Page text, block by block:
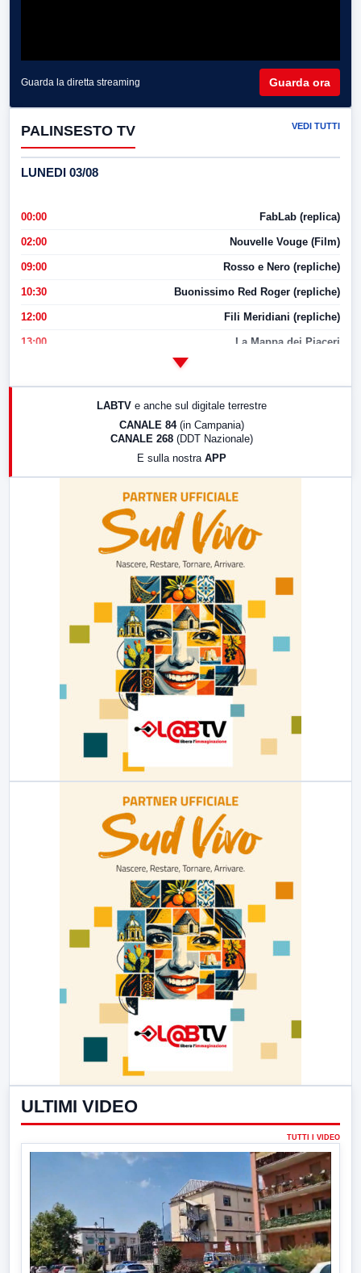
Guarda la diretta streaming Guarda ora
PALINSESTO TV VEDI TUTTI
LUNEDI 03/08
00:00 FabLab (replica)
02:00 Nouvelle Vouge (Film)
09:00 Rosso e Nero (repliche)
10:30 Buonissimo Red Roger (repliche)
12:00 Fili Meridiani (repliche)
13:00 La Mappa dei Piaceri
LABTV e anche sul digitale terrestre
CANALE 84 (in Campania)
CANALE 268 (DDT Nazionale)
E sulla nostra APP
ULTIMI VIDEO
TUTTI I VIDEO